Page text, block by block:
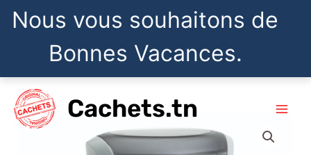
Nous vous souhaitons de
Bonnes Vacances.
contenu
Cachets.tn